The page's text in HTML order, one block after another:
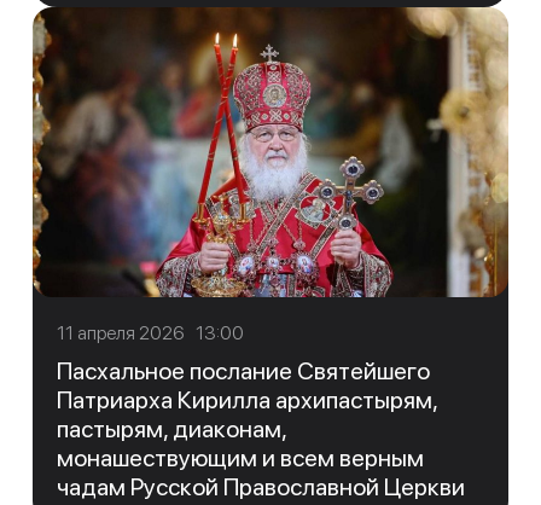
11 апреля 2026 13:00
Пасхальное послание Святейшего
Патриарха Кирилла архипастырям,
пастырям, диаконам,
монашествующим и всем верным
чадам Русской Православной Церкви